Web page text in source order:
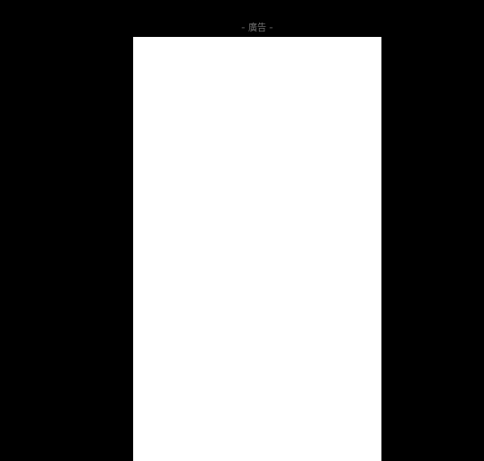
- 廣告 -